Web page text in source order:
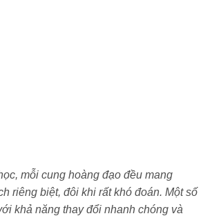
mỗi cung hoàng đạo đều mang
riêng biệt, đôi khi rất khó đoán. Một số
khả năng thay đổi nhanh chóng và